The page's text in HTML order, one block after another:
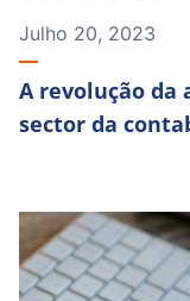
Julho 20, 2023
A revolução
sector da